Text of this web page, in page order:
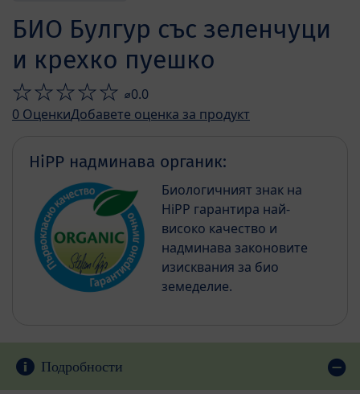
БИО Булгур със зеленчуци
и крехко пуешко
⌀0.0
0 ОценкиДобавете оценка за продукт
HiPP надминава органик:
Биологичният знак на
HiPP гарантира най-
високо качество и
надминава законовите
изисквания за био
земеделие.
Подробности